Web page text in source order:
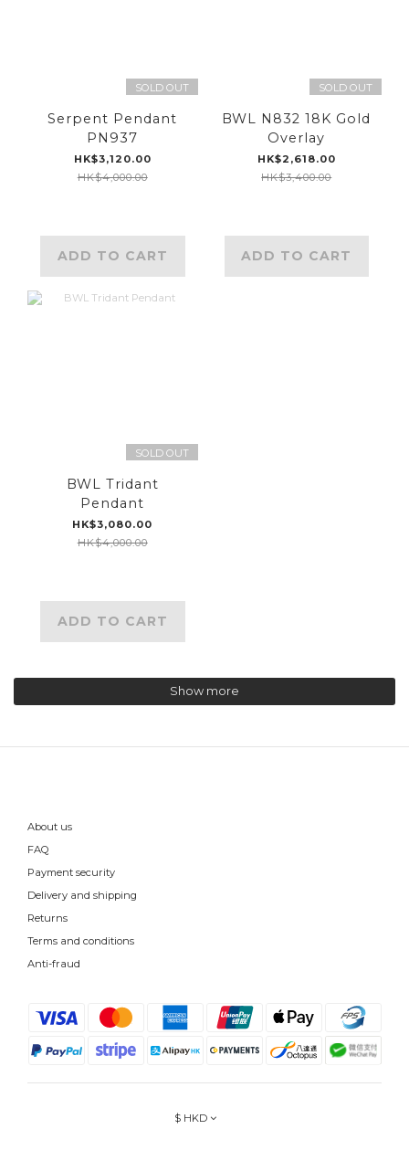
SOLD OUT
Serpent Pendant
PN937
HK$3,120.00
HK$4,000.00
ADD TO CART
SOLD OUT
BWL N832 18K Gold
Overlay
HK$2,618.00
HK$3,400.00
ADD TO CART
SOLD OUT
BWL Tridant
Pendant
HK$3,080.00
HK$4,000.00
ADD TO CART
Show more
About us
FAQ
Payment security
Delivery and shipping
Returns
Terms and conditions
Anti-fraud
$ HKD